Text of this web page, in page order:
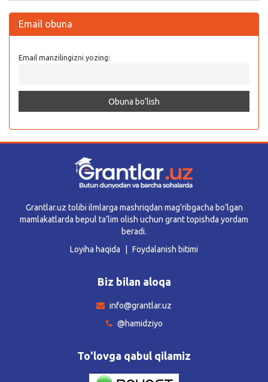
Email obuna
Email manzilingizni yozing:
Grantlar.uz tolibi ilmlarga mashriqdan mag’ribgacha bo’lgan
mamlakatlarda bepul ta’lim olish uchun grant topishda yordam
beradi.
Loyiha haqida
Foydalanish bitimi
Biz bilan aloqa
info@grantlar.uz
@hamidziyo
To'lovga qabul qilamiz